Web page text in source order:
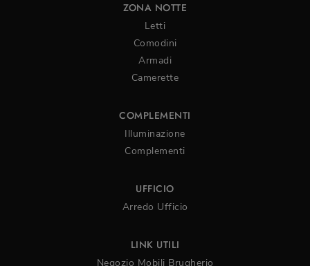
ZONA NOTTE
Letti
Comodini
Armadi
Camerette
COMPLEMENTI
Illuminazione
Complementi
UFFICIO
Arredo Ufficio
LINK UTILI
Negozio Mobili Brugherio